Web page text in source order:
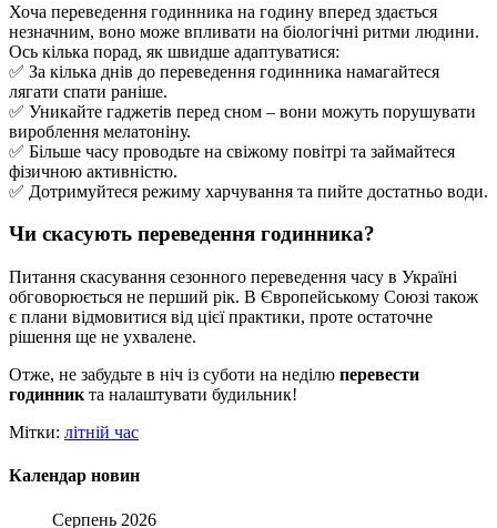
Хоча переведення годинника на годину вперед здається
незначним, воно може впливати на біологічні ритми людини.
Ось кілька порад, як швидше адаптуватися:
✅ За кілька днів до переведення годинника намагайтеся
лягати спати раніше.
✅ Уникайте гаджетів перед сном – вони можуть порушувати
вироблення мелатоніну.
✅ Більше часу проводьте на свіжому повітрі та займайтеся
фізичною активністю.
✅ Дотримуйтеся режиму харчування та пийте достатньо води.
Чи скасують переведення годинника?
Питання скасування сезонного переведення часу в Україні
обговорюється не перший рік. В Європейському Союзі також
є плани відмовитися від цієї практики, проте остаточне
рішення ще не ухвалене.
Отже, не забудьте в ніч із суботи на неділю перевести
годинник та налаштувати будильник!
Мітки: літній час
Календар новин
Серпень 2026